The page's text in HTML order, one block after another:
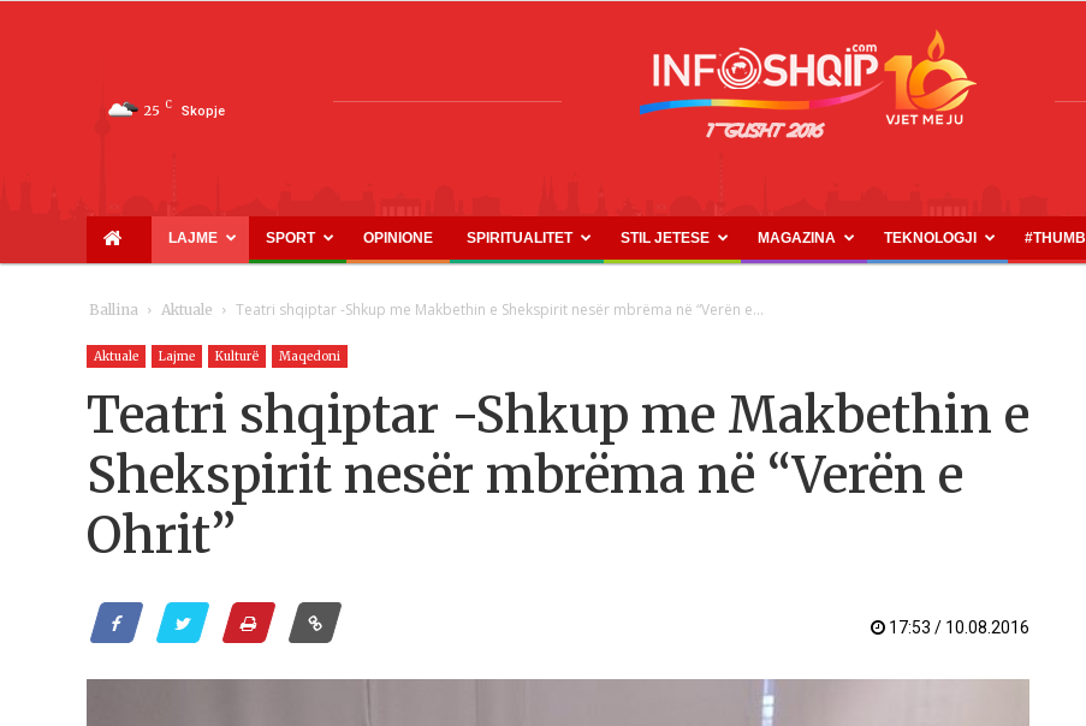
25 C Skopje
INFOSHQIP.COM
LAJME SPORT OPINIONE SPIRITUALITET STIL JETESE MAGAZINA TEKNOLOGJI #THUMB
Ballina Aktuale Teatri shqiptar -Shkup me Makbethin e Shekspirit nesër mbrëma në “Verën e...
Aktuale Lajme Kulturë Maqedoni
Teatri shqiptar -Shkup me Makbethin e
Shekspirit nesër mbrëma në “Verën e
Ohrit”
17:53 / 10.08.2016